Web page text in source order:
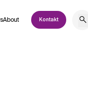
About Kontakt